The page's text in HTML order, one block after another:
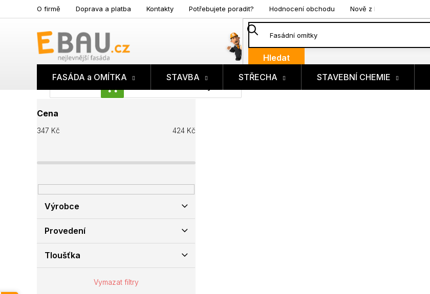
na
O firmě Doprava a platba Kontakty Potřebujete poradit? Hodnocení obchodu Nově z blogu
Hledat
NÁKUPNÍ
FASÁDA a OMÍTKA STAVBA STŘECHA STAVEBNÍ CHEMIE
o
s
a
n
í
a
Cena
347 Kč 424 Kč
Výrobce
Provedení
Tloušťka
Vymazat filtry